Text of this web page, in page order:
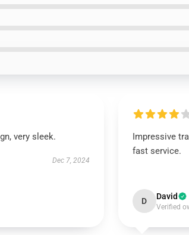
very sleek.
Dec 7, 2024
Impressive
fast service.
D David
Verified